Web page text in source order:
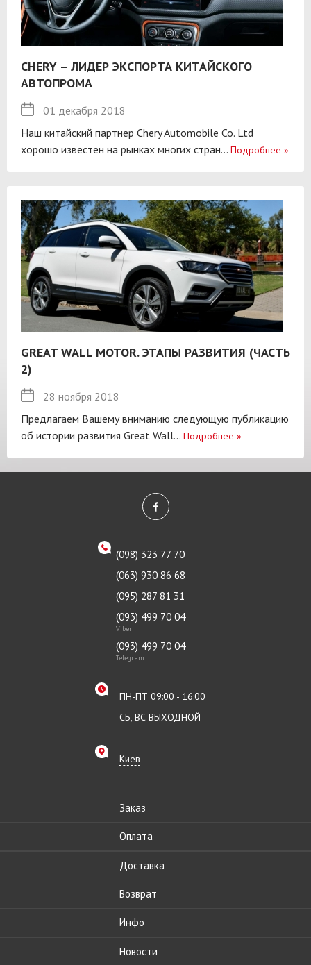
CHERY – ЛИДЕР ЭКСПОРТА КИТАЙСКОГО
АВТОПРОМА
01 декабря 2018
Наш китайский партнер Chery Automobile Co. Ltd
хорошо известен на рынках многих стран... Подробнее »
GREAT WALL MOTOR. ЭТАПЫ РАЗВИТИЯ (ЧАСТЬ
2)
28 ноября 2018
Предлагаем Вашему вниманию следующую публикацию
об истории развития Great Wall... Подробнее »
(098) 323 77 70
(063) 930 86 68
(095) 287 81 31
(093) 499 70 04
Viber
(093) 499 70 04
Telegram
ПН-ПТ 09:00 - 16:00
СБ, ВС ВЫХОДНОЙ
Киев
Заказ
Оплата
Доставка
Возврат
Инфо
Новости